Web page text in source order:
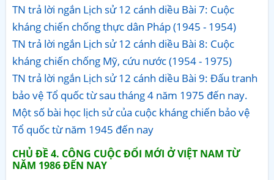
TN trả lời ngắn Lịch sử 12 cánh diều Bài 7: Cuộc
kháng chiến chống thực dân Pháp (1945 - 1954)
TN trả lời ngắn Lịch sử 12 cánh diều Bài 8: Cuộc
kháng chiến chống Mỹ, cứu nước (1954 - 1975)
TN trả lời ngắn Lịch sử 12 cánh diều Bài 9: Đấu tranh
bảo vệ Tổ quốc từ sau tháng 4 năm 1975 đến nay.
Một số bài học lịch sử của cuộc kháng chiến bảo vệ
Tổ quốc từ năm 1945 đến nay
CHỦ ĐỀ 4. CÔNG CUỘC ĐỔI MỚI Ở VIỆT NAM TỪ
NĂM 1986 ĐẾN NAY